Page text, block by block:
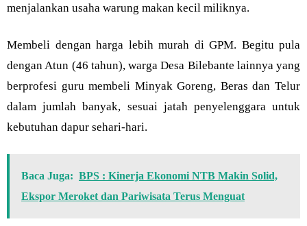
menjalankan usaha warung makan kecil miliknya.
Membeli dengan harga lebih murah di GPM. Begitu pula
dengan Atun (46 tahun), warga Desa Bilebante lainnya yang
berprofesi guru membeli Minyak Goreng, Beras dan Telur
dalam jumlah banyak, sesuai jatah penyelenggara untuk
kebutuhan dapur sehari-hari.
Baca Juga: BPS : Kinerja Ekonomi NTB Makin Solid,
Ekspor Meroket dan Pariwisata Terus Menguat